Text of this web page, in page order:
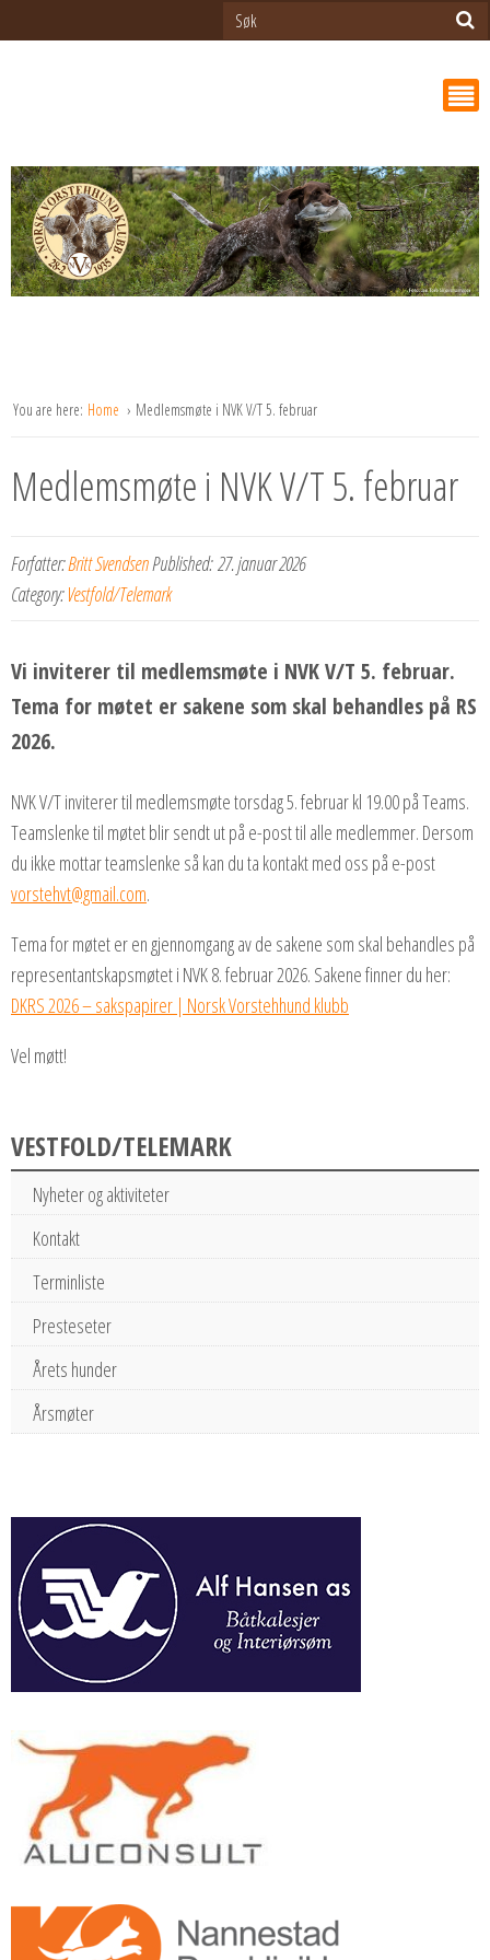
You are here: Home Medlemsmøte i NVK V/T 5. februar
Medlemsmøte i NVK V/T 5. februar
Forfatter:Britt SvendsenPublished: 27. januar 2026
Category:Vestfold/Telemark
Vi inviterer til medlemsmøte i NVK V/T 5. februar.
Tema for møtet er sakene som skal behandles på RS
2026.
NVK V/T inviterer til medlemsmøte torsdag 5. februar kl 19.00 på Teams.
Teamslenke til møtet blir sendt ut på e-post til alle medlemmer. Dersom
du ikke mottar teamslenke så kan du ta kontakt med oss på e-post
vorstehvt@gmail.com.
Tema for møtet er en gjennomgang av de sakene som skal behandles på
representantskapsmøtet i NVK 8. februar 2026. Sakene finner du her:
DKRS 2026 – sakspapirer | Norsk Vorstehhund klubb
Vel møtt!
VESTFOLD/TELEMARK
Nyheter og aktiviteter
Kontakt
Terminliste
Presteseter
Årets hunder
Årsmøter